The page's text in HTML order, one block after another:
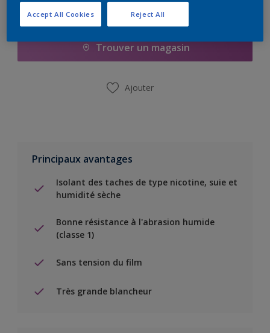
Ajouter à la liste d’achats
Trouver un magasin
Ajouter
Principaux avantages
Isolant des taches de type nicotine, suie et
humidité sèche
Bonne résistance à l'abrasion humide
(classe 1)
Sans tension du film
Très grande blancheur
Reject All
Accept All Cookies